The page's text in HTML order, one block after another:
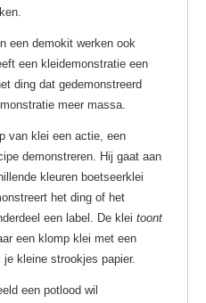
een demokit werken ook
een kleidemonstratie een
ding dat gedemonstreerd
meer massa.
van klei een actie, een
demonstreren. Hij gaat aan
kleuren boetseerklei
het ding of het
een label. De klei toont
een klomp klei met een
kleine strookjes papier.
een potlood wil